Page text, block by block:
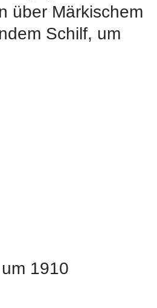
über Märkischem
Schilf, um
1910